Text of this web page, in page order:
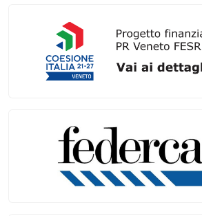
Galleria link rapidi